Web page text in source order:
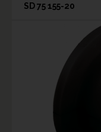
SD 75 155-20